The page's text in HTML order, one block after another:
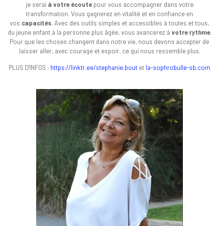
je serai à votre écoutepour vous accompagner dans votre
transformation. Vous gagnerez en vitalité et en confiance en
vos capacités. Avec des outils simples et accessibles à toutes et tous,
du jeune enfant à la personne plus âgée, vous avancerez à votre rythme.
Pour que les choses changent dans notre vie, nous devons accepter de
laisser aller, avec courage et espoir, ce qui nous ressemble plus.
PLUS D'INFOS : https://linktr.ee/stephanie.bout et la-sophrobulle-sb.com